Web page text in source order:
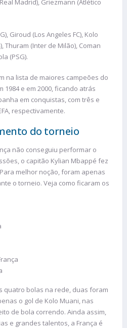
Madrid), Griezmann (Atlético
Giroud (Los Angeles FC), Kolo
Thuram (Inter de Milão), Coman
(PSG).
na lista de maiores campeões do
1984 e em 2000, ficando atrás
em conquistas, com três e
respectivamente.
do torneio
não conseguiu performar o
o capitão Kylian Mbappé fez
melhor noção, foram apenas
o torneio. Veja como ficaram os
quatro bolas na rede, duas foram
o gol de Kolo Muani, nas
de bola correndo. Ainda assim,
e grandes talentos, a França é